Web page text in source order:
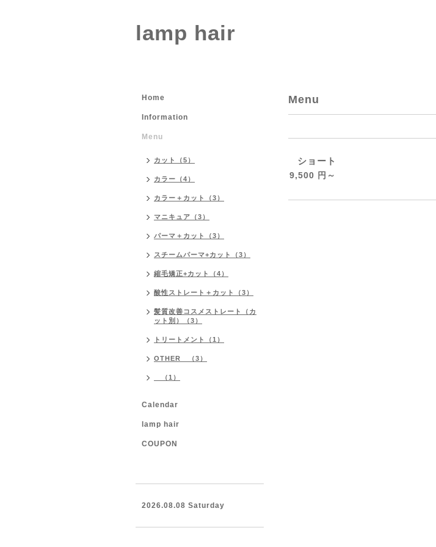
lamp hair
Menu
ショート
9,500 円～
Home
Information
Menu
カット（5）
カラー（4）
カラー＋カット（3）
マニキュア（3）
パーマ＋カット（3）
スチームパーマ+カット（3）
縮毛矯正+カット（4）
酸性ストレート＋カット（3）
髪質改善コスメストレート（カ
ット別）（3）
トリートメント（1）
OTHER （3）
（1）
Calendar
lamp hair
COUPON
2026.08.08 Saturday